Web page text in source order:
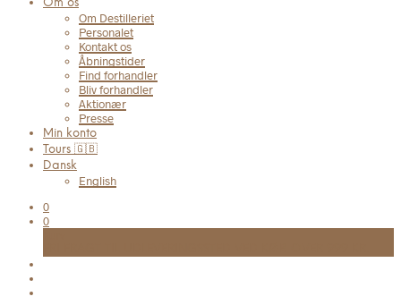
Om os
Om Destilleriet
Personalet
Kontakt os
Åbningstider
Find forhandler
Bliv forhandler
Aktionær
Presse
Min konto
Tours 🇬🇧
Dansk
English
0
0